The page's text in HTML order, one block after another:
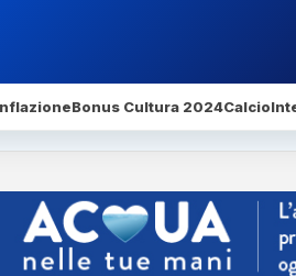
Bonus Cultura 2024Calcio